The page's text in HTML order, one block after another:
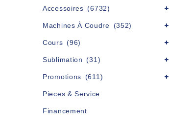
Accessoires (6732)
Machines À Coudre (352)
Cours (96)
Sublimation (31)
Promotions (611)
Pieces & Service
Financement